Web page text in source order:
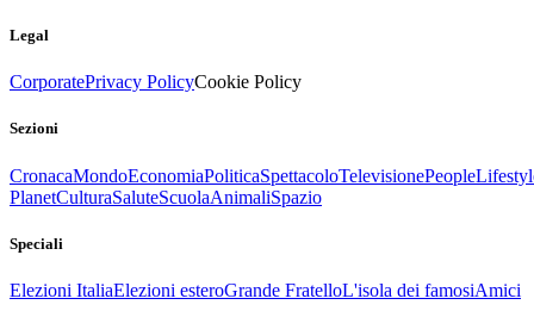
Legal
CorporatePrivacy PolicyCookie Policy
Sezioni
CronacaMondoEconomiaPoliticaSpettacoloTelevisionePeople
PlanetCulturaSaluteScuolaAnimaliSpazio
Speciali
Elezioni ItaliaElezioni esteroGrande FratelloL'isola dei famosiAmici